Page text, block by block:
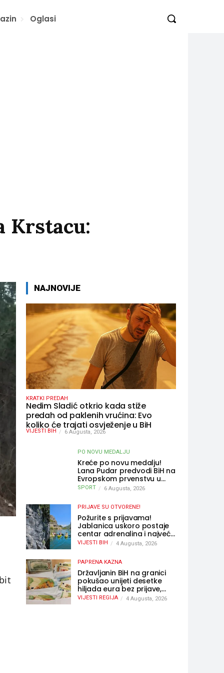
Oglasi
Krstacu:
NAJNOVIJE
KRATKI PREDAH
Nedim Sladić otkrio kada stiže
predah od paklenih vrućina: Evo
koliko će trajati osvježenje u BiH
VIJESTI BIH 6 Augusta, 2026
PO NOVU MEDALJU
Kreće po novu medalju!
Lana Pudar predvodi BiH na
Evropskom prvenstvu u
Parizu
SPORT 6 Augusta, 2026
PRIJAVE SU OTVORENE!
Požurite s prijavama!
Jablanica uskoro postaje
centar adrenalina i najveće
outdoor avanture ovog
VIJESTI BIH 4 Augusta, 2026
PAPRENA KAZNA
Državljanin BiH na granici
pokušao unijeti desetke
hiljada eura bez prijave,
uslijedila “paprena” kazna
VIJESTI REGIJA 4 Augusta, 2026